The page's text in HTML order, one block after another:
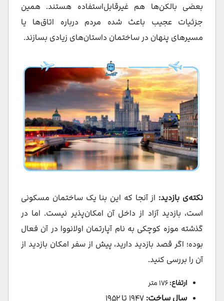
بعضی بالکن‌ها هم غیرقابل‌استفاده هستند. همین
جزئیات عجیب باعث شده مردم درباره اتاق‌ها یا
مسیرهای پنهان در ساختمان داستان‌های زیادی بسازند.
نکته‌ی بازدید: از آنجا که این بنا یک ساختمان مسکونی
است، بازدید آزاد از داخل آن امکان‌پذیر نیست. اما در
گذشته موزه‌ کوچکی به نام آپارتمان اولانووا در آن فعال
بوده؛ اگر قصد بازدید دارید، پیش از سفر امکان بازدید از
آن را بررسی کنید.
ارتفاع:۱۷۶ متر
سال ساخت: